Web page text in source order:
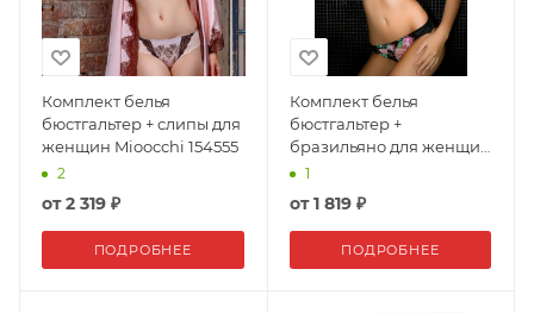
Комплект белья
бюстгальтер + слипы для
женщин Mioocchi 154555
2
от2 319 ₽
ПОДРОБНЕЕ
Комплект белья
бюстгальтер +
бразильяно для женщин
Lormar 149492
1
от1 819 ₽
ПОДРОБНЕЕ